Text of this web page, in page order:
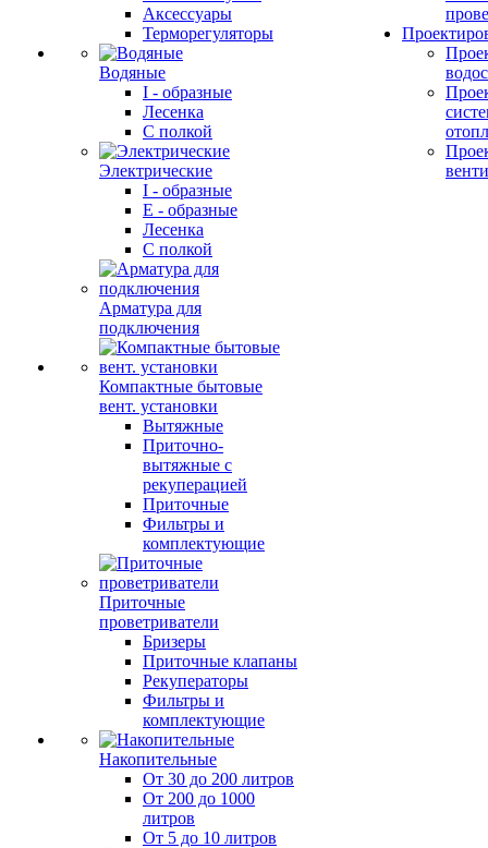
Аксессуары
Терморегуляторы
Водяные
I - образные
Лесенка
С полкой
Электрические
I - образные
E - образные
Лесенка
С полкой
Арматура для
подключения
Компактные бытовые
вент. установки
Вытяжные
Приточно-
вытяжные с
рекуперацией
Приточные
Фильтры и
комплектующие
Приточные
проветриватели
Бризеры
Приточные клапаны
Рекуператоры
Фильтры и
комплектующие
Накопительные
От 30 до 200 литров
От 200 до 1000
литров
От 5 до 10 литров